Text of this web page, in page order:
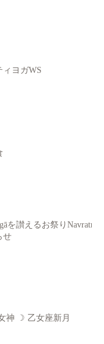
ィヨガWS
を讃えるお祭りNavratri
せ
神 ☽ 乙女座新月